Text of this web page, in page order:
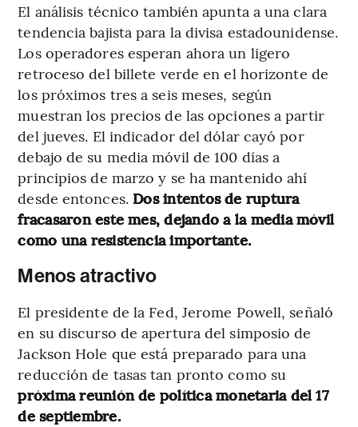
El análisis técnico también apunta a una clara
tendencia bajista para la divisa estadounidense.
Los operadores esperan ahora un ligero
retroceso del billete verde en el horizonte de
los próximos tres a seis meses, según
muestran los precios de las opciones a partir
del jueves. El indicador del dólar cayó por
debajo de su media móvil de 100 días a
principios de marzo y se ha mantenido ahí
desde entonces.Dos intentos de ruptura
fracasaron este mes, dejando a la media móvil
como una resistencia importante.
Menos atractivo
El presidente de la Fed, Jerome Powell, señaló
en su discurso de apertura del simposio de
Jackson Hole que está preparado para una
reducción de tasas tan pronto como su
próxima reunión de política monetaria del 17
de septiembre.